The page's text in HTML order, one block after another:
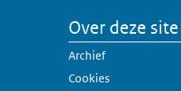
Over deze site
Archief
Cookies